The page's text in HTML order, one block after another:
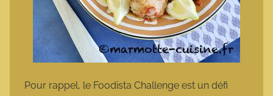
Pour rappel, le Foodista Challenge est un défi